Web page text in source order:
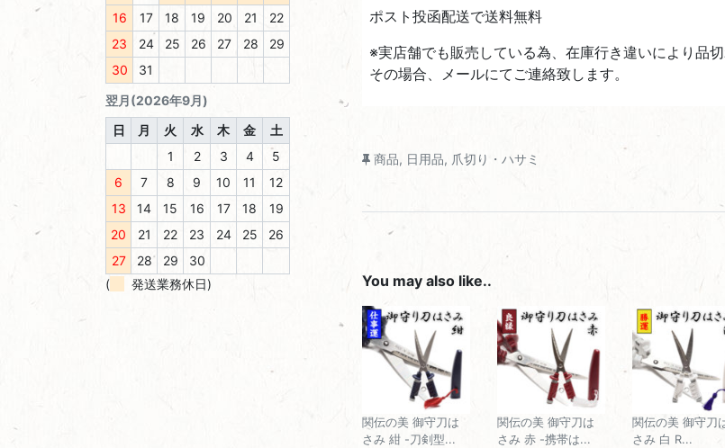
ポスト投函配送で送料無料
※実店舗でも販売している為、在庫行き違いにより品
その場合、メールにてご連絡致します。
商品, 日用品, 爪切り・ハサミ
You may also like..
関伝の美 御守刀は
さみ 紺 -刀剣型...
関伝の美 御守刀は
さみ 赤 -携帯は...
関伝の美 御守刀
さみ 白 R...
16
17 18 19 20 21
22
23
24 25 26 27 28
29
30
31
翌月(2026年9月)
日
月 火 水 木 金
土
1
2 3 4
5
6
7 8 9 10 11
12
13
14 15 16 17 18
19
20
21 22 23 24 25
26
27
28 29
30
(
発送業務休日)